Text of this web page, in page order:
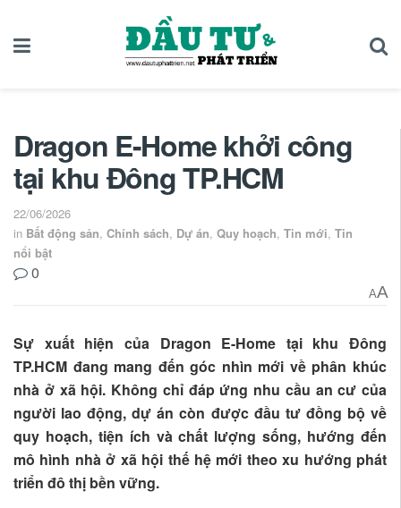
Dragon E-Home khởi công
tại khu Đông TP.HCM
22/06/2026
in Bất động sản, Chính sách, Dự án, Quy hoạch, Tin mới, Tin
nổi bật
0
AA
Sự xuất hiện của Dragon E-Home tại khu Đông
TP.HCM đang mang đến góc nhìn mới về phân khúc
nhà ở xã hội. Không chỉ đáp ứng nhu cầu an cư của
người lao động, dự án còn được đầu tư đồng bộ về
quy hoạch, tiện ích và chất lượng sống, hướng đến
mô hình nhà ở xã hội thế hệ mới theo xu hướng phát
triển đô thị bền vững.